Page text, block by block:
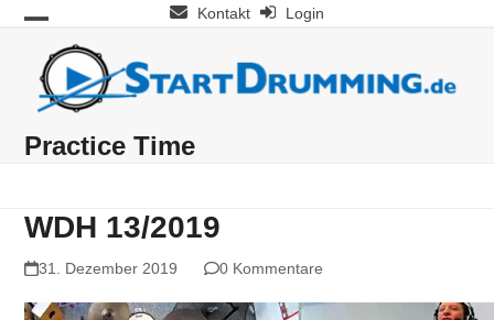
Skip
content
Kontakt Login
Open
mobile
menu
Close
mobile
menu
Practice Time
WDH 13/2019
31. Dezember 2019 0 Kommentare